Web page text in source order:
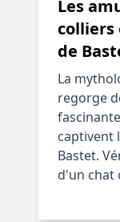
Les
colliers
de
La
regorge
captivent
Bastet.
d'un chat